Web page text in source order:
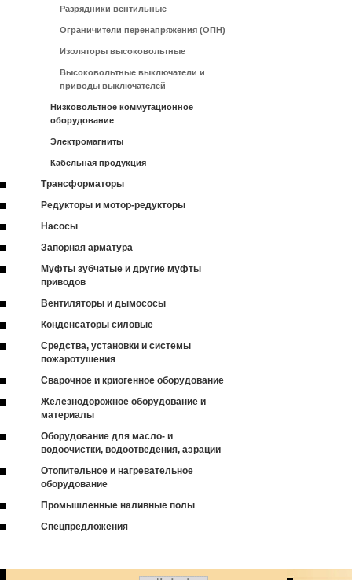
Разрядники вентильные
Ограничители перенапряжения (ОПН)
Изоляторы высоковольтные
Высоковольтные выключатели и
приводы выключателей
Низковольтное коммутационное
оборудование
Электромагниты
Кабельная продукция
Трансформаторы
Редукторы и мотор-редукторы
Насосы
Запорная арматура
Муфты зубчатые и другие муфты
приводов
Вентиляторы и дымососы
Конденсаторы силовые
Средства, установки и системы
пожаротушения
Сварочное и криогенное оборудование
Железнодорожное оборудование и
материалы
Оборудование для масло- и
водоочистки, водоотведения, аэрации
Отопительное и нагревательное
оборудование
Промышленные наливные полы
Спецпредложения